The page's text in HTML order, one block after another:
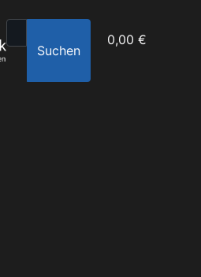
Suchen
0,00 €